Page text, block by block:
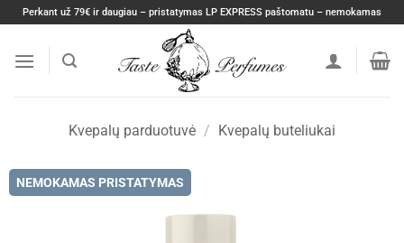
Skip
content
Perkant už 79€ ir daugiau – pristatymas LP EXPRESS paštomatu – nemokamas
Kvepalų parduotuvė / Kvepalų buteliukai
NEMOKAMAS PRISTATYMAS